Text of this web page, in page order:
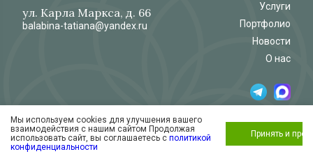
ул. Карла Маркса, д. 66
balabina-tatiana@yandex.ru
Услуги
Портфолио
Новости
О нас
© 2026
Обработка и защита персональных данных
Согласие на обработку персональных
данных
Салон-магазин
«Флёр»
Мы используем cookies для улучшения вашего
взаимодействия с нашим сайтом Продолжая
использовать сайт, вы соглашаетесь с политикой
конфиденциальности
Принять и